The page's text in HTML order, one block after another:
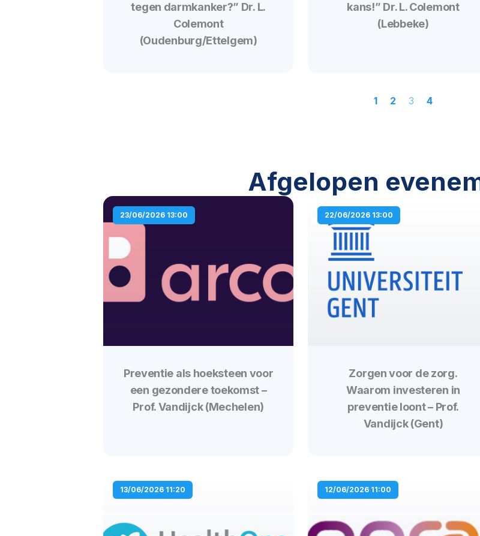
tegen darmkanker?” Dr. L.
Colemont
(Oudenburg/Ettelgem)
kans!” Dr. L. Colemont
(Lebbeke)
1 2 3 4
Afgelopen
Preventie als hoeksteen voor
een gezondere toekomst –
Prof. Vandijck (Mechelen)
23/06/2026 13:00
Zorgen voor de zorg.
Waarom investeren in
preventie loont – Prof.
Vandijck (Gent)
22/06/2026 13:00
13/06/2026 11:20 12/06/2026 11:00
P
a
e
P
a
e
P
a